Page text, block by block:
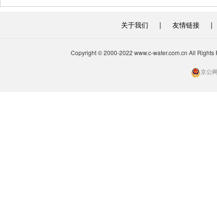
关于我们 | 友情链接 |
Copyright © 2000-2022 www.c-water.com.cn All
京公